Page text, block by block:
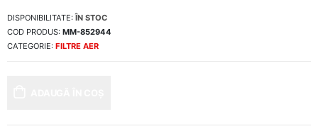
DISPONIBILITATE: ÎN STOC
COD PRODUS: MM-852944
CATEGORIE: FILTRE AER